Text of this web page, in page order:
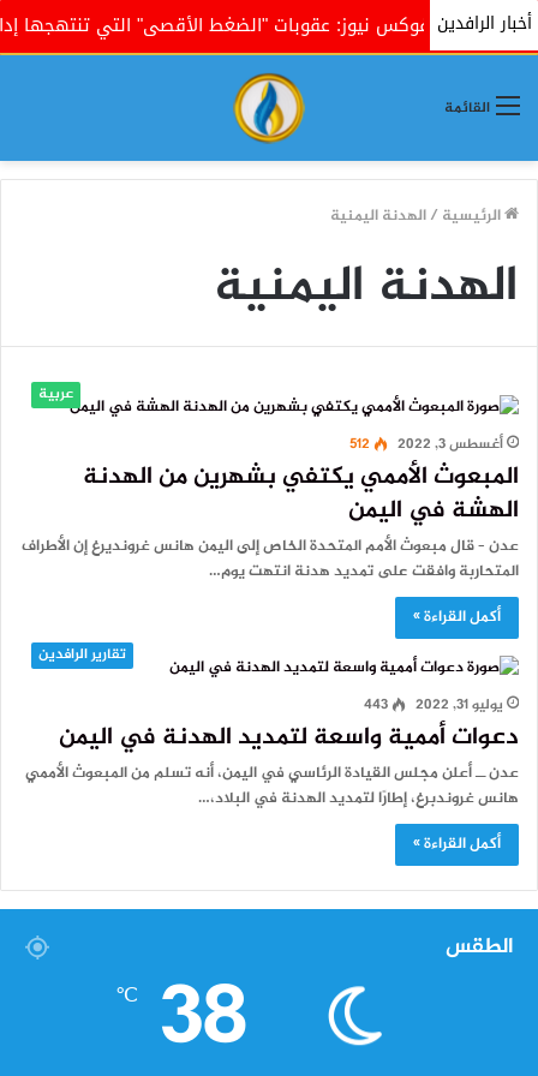
أخبار الرافدينفوكس نيوز: عقوبات "الضغط الأقصى" التي تنتهجها
القائمة
الرئيسية /الهدنة اليمنية
الهدنة اليمنية
عربية
أغسطس 3, 2022
512
المبعوث الأممي يكتفي بشهرين من الهدنة
الهشة في اليمن
عدن – قال مبعوث الأمم المتحدة الخاص إلى اليمن هانس غرونديرغ إن الأطراف
المتحاربة وافقت على تمديد هدنة انتهت يوم…
أكمل القراءة »
تقارير الرافدين
يوليو 31, 2022
443
دعوات أممية واسعة لتمديد الهدنة في اليمن
عدن ــ أعلن مجلس القيادة الرئاسي في اليمن، أنه تسلم من المبعوث الأممي
هانس غروندبرغ، إطارًا لتمديد الهدنة في البلاد،…
أكمل القراءة »
الطقس
38
℃